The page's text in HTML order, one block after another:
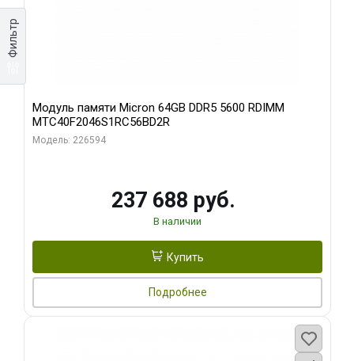
Фильтр
Модуль памяти Micron 64GB DDR5 5600 RDIMM
MTC40F2046S1RC56BD2R
Модель: 226594
237 688 руб.
В наличии
Купить
Подробнее